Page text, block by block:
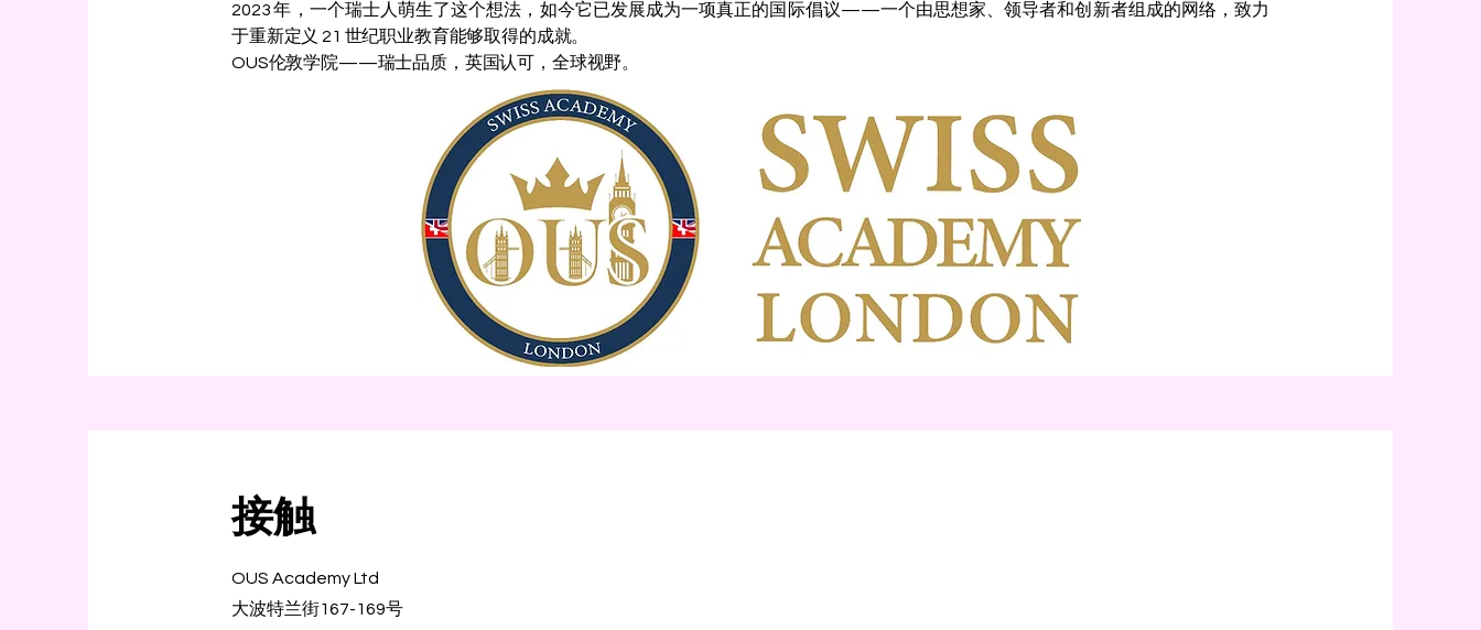
2023 年，一个瑞士人萌生了这个想法，如今它已发展成为一项真正的国际倡议——一个由思想家、领导者和创新者组成的网络，致力
于重新定义 21 世纪职业教育能够取得的成就。
OUS伦敦学院——瑞士品质，英国认可，全球视野。
接触
OUS Academy Ltd
大波特兰街167-169号